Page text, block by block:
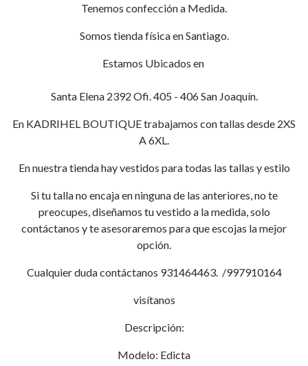
Tenemos confección a Medida.
Somos tienda física en Santiago.
Estamos Ubicados en
Santa Elena 2392 Ofi. 405 - 406 San Joaquín.
En KADRIHEL BOUTIQUE trabajamos con tallas desde 2XS
A 6XL.
En nuestra tienda hay vestidos para todas las tallas y estilo
Si tu talla no encaja en ninguna de las anteriores, no te
preocupes, diseñamos tu vestido a la medida, solo
contáctanos y te asesoraremos para que escojas la mejor
opción.
Cualquier duda contáctanos 931464463. /997910164
visítanos
Descripción:
Modelo: Edicta